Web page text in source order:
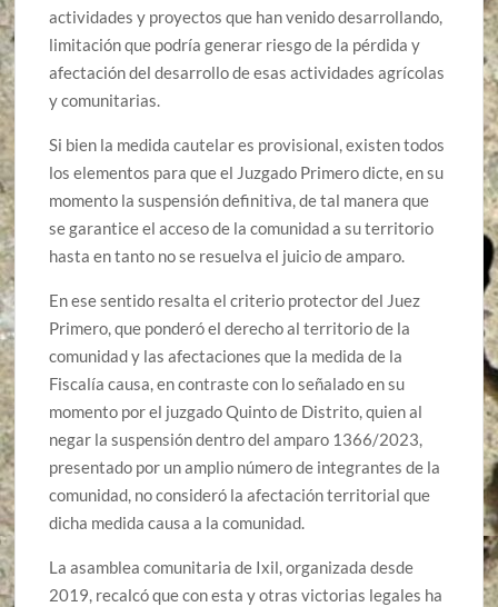
actividades y proyectos que han venido desarrollando,
limitación que podría generar riesgo de la pérdida y
afectación del desarrollo de esas actividades agrícolas
y comunitarias.
Si bien la medida cautelar es provisional, existen todos
los elementos para que el Juzgado Primero dicte, en su
momento la suspensión definitiva, de tal manera que
se garantice el acceso de la comunidad a su territorio
hasta en tanto no se resuelva el juicio de amparo.
En ese sentido resalta el criterio protector del Juez
Primero, que ponderó el derecho al territorio de la
comunidad y las afectaciones que la medida de la
Fiscalía causa, en contraste con lo señalado en su
momento por el juzgado Quinto de Distrito, quien al
negar la suspensión dentro del amparo 1366/2023,
presentado por un amplio número de integrantes de la
comunidad, no consideró la afectación territorial que
dicha medida causa a la comunidad.
La asamblea comunitaria de Ixil, organizada desde
2019, recalcó que con esta y otras victorias legales ha